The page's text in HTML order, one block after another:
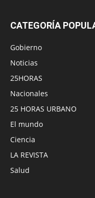
CATEGORÍA
Gobierno
Noticias
25HORAS
Nacionales
25 HORAS URBANO
El mundo
Ciencia
LA REVISTA
Salud